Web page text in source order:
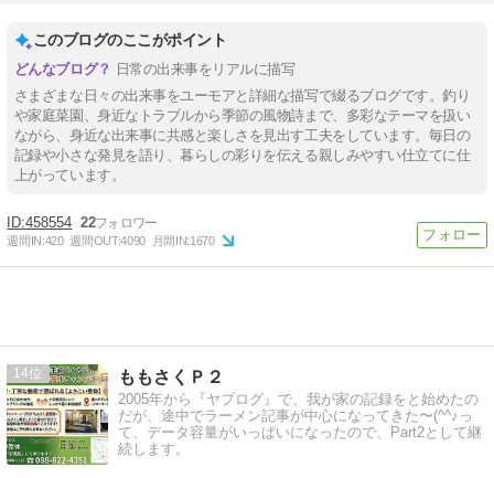
このブログのここがポイント
日常の出来事をリアルに描写
さまざまな日々の出来事をユーモアと詳細な描写で綴るブログです。釣り
や家庭菜園、身近なトラブルから季節の風物詩まで、多彩なテーマを扱い
ながら、身近な出来事に共感と楽しさを見出す工夫をしています。毎日の
記録や小さな発見を語り、暮らしの彩りを伝える親しみやすい仕立てに仕
上がっています。
458554 22
週間IN:420 週間OUT:4090 月間IN:1670
14 ももさくＰ２
2005年から『ヤプログ』で、我が家の記録をと始めたの
だが、途中でラーメン記事が中心になってきた〜(^^♪っ
て、データ容量がいっぱいになったので、Part2として継
続します。